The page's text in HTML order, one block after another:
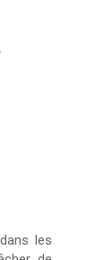
les